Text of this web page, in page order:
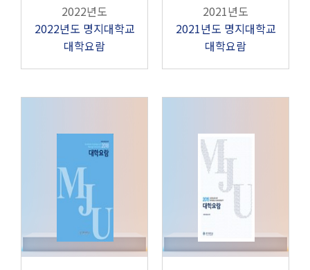
2022년도
2022년도 명지대학교
대학요람
2021년도
2021년도 명지대학교
대학요람